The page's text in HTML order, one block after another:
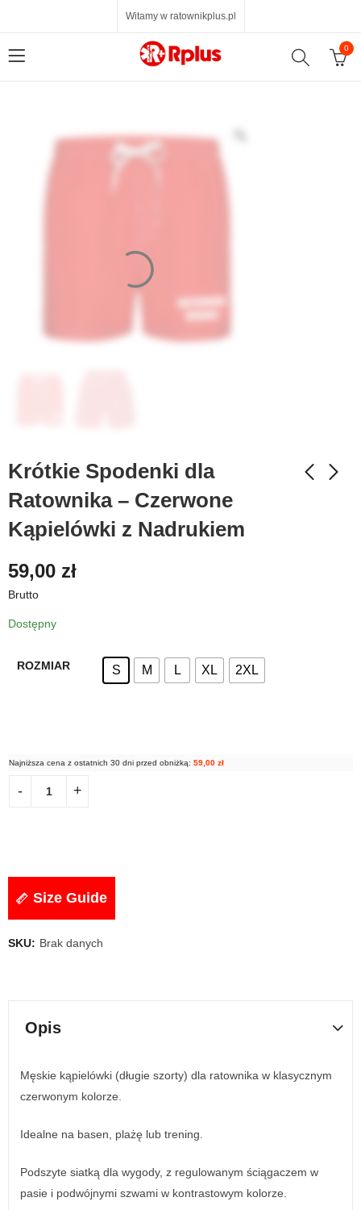
Witamy w ratownikplus.pl
0
Krótkie Spodenki dla
Ratownika – Czerwone
Kąpielówki z Nadrukiem
59,00 zł
Brutto
Dostępny
ROZMIAR S M L XL 2XL
Najniższa cena z ostatnich 30 dni przed obniżką: 59,00 zł
Size Guide
SKU: Brak danych
Opis
Męskie kąpielówki (długie szorty) dla ratownika w klasycznym
czerwonym kolorze.
Idealne na basen, plażę lub trening.
Podszyte siatką dla wygody, z regulowanym ściągaczem w
pasie i podwójnymi szwami w kontrastowym kolorze.